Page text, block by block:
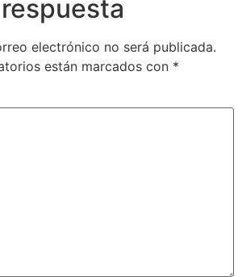
electrónico no será publicada.
están marcados con *